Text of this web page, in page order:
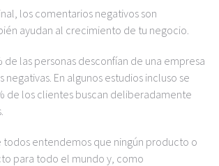
los comentarios negativos son
ayudan al crecimiento de tu negocio.
de las personas desconfían de una empresa
negativas. En algunos estudios incluso se
de los clientes buscan deliberadamente
todos entendemos que ningún producto o
para todo el mundo y, como